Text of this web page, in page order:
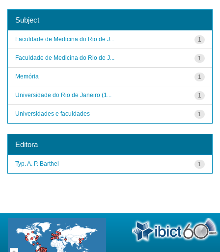
Subject
1
Faculdade de Medicina do Rio de J...
1
Faculdade de Medicina do Rio de J...
1
Memória
1
Universidade do Rio de Janeiro (1...
1
Universidades e faculdades
Editora
1
Typ. A. P. Barthel